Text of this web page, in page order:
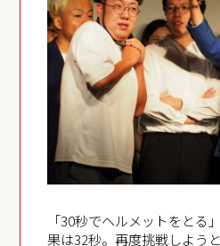
「30秒でヘルメットをとる
果は32秒。再度挑戦しよう